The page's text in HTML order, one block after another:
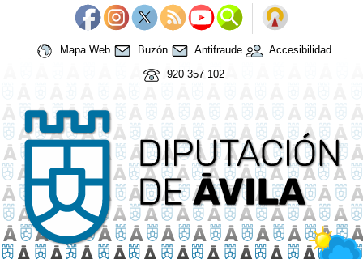
Mapa Web Buzón Antifraude
Accesibilidad
920 357 102